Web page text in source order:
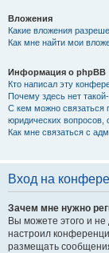
Вложения
Какие вложения
Как мне найти мои
Информация о phpBB
Кто написал эту
Почему здесь нет
С кем можно связаться
юридических вопросов,
Как мне связаться с
Вход на
Зачем мне нужно
Вы можете этого и не
настроил
размещать